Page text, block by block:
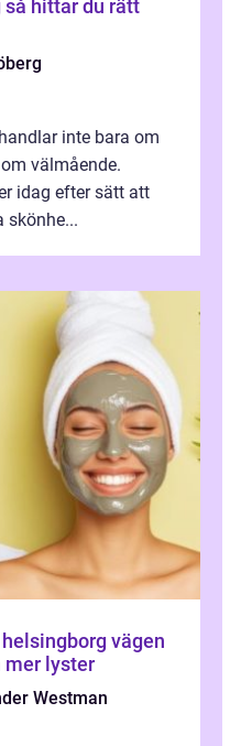
inte bara om
välmående.
idag efter sätt att
skönhe...
vägen
mer lyster
Westman